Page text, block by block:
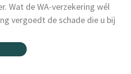
Wat de WA-verzekering wél
vergoedt de schade die u bij